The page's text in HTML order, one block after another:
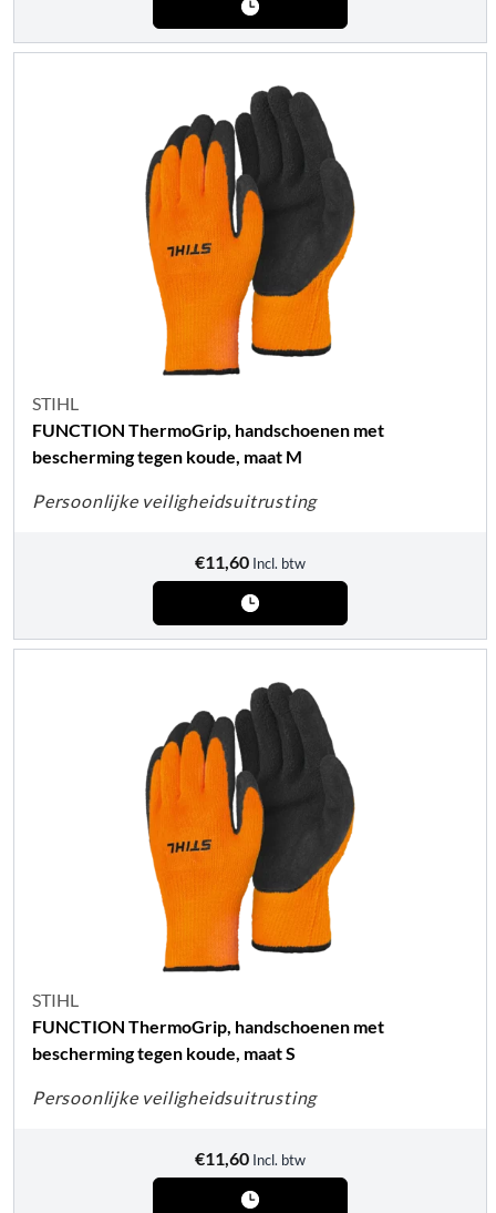
STIHL
FUNCTION ThermoGrip, handschoenen met
bescherming tegen koude, maat M
Persoonlijke veiligheidsuitrusting
€11,60 Incl. btw
STIHL
FUNCTION ThermoGrip, handschoenen met
bescherming tegen koude, maat S
Persoonlijke veiligheidsuitrusting
€11,60 Incl. btw